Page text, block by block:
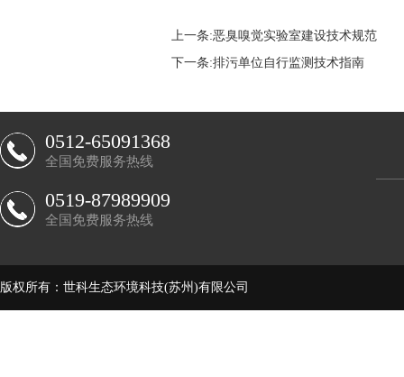
上一条:恶臭嗅觉实验室建设技术规范
下一条:排污单位自行监测技术指南
0512-65091368
全国免费服务热线
0519-87989909
全国免费服务热线
版权所有：世科生态环境科技(苏州)有限公司